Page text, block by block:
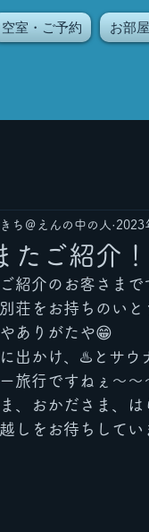
空室・ご予約 お部屋
たご紹介！
ち＠えんの中の人 2023
紹介のお客さま
荘をお持ちのい
ありがたや😁
出かけ、♨️とサウ
旅行ですねぇ〜
、おかださま、は
しをお待ちしてい